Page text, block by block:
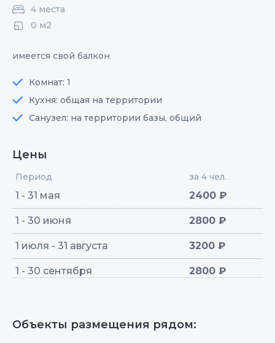
4 места
0 м2
имеется свой балкон
Комнат: 1
Кухня: общая на территории
Санузел: на территории базы, общий
Цены
Период за 4 чел.
1 - 31 мая 2400 ₽
1 - 30 июня 2800 ₽
1 июля - 31 августа 3200 ₽
1 - 30 сентября 2800 ₽
Объекты размещения рядом: